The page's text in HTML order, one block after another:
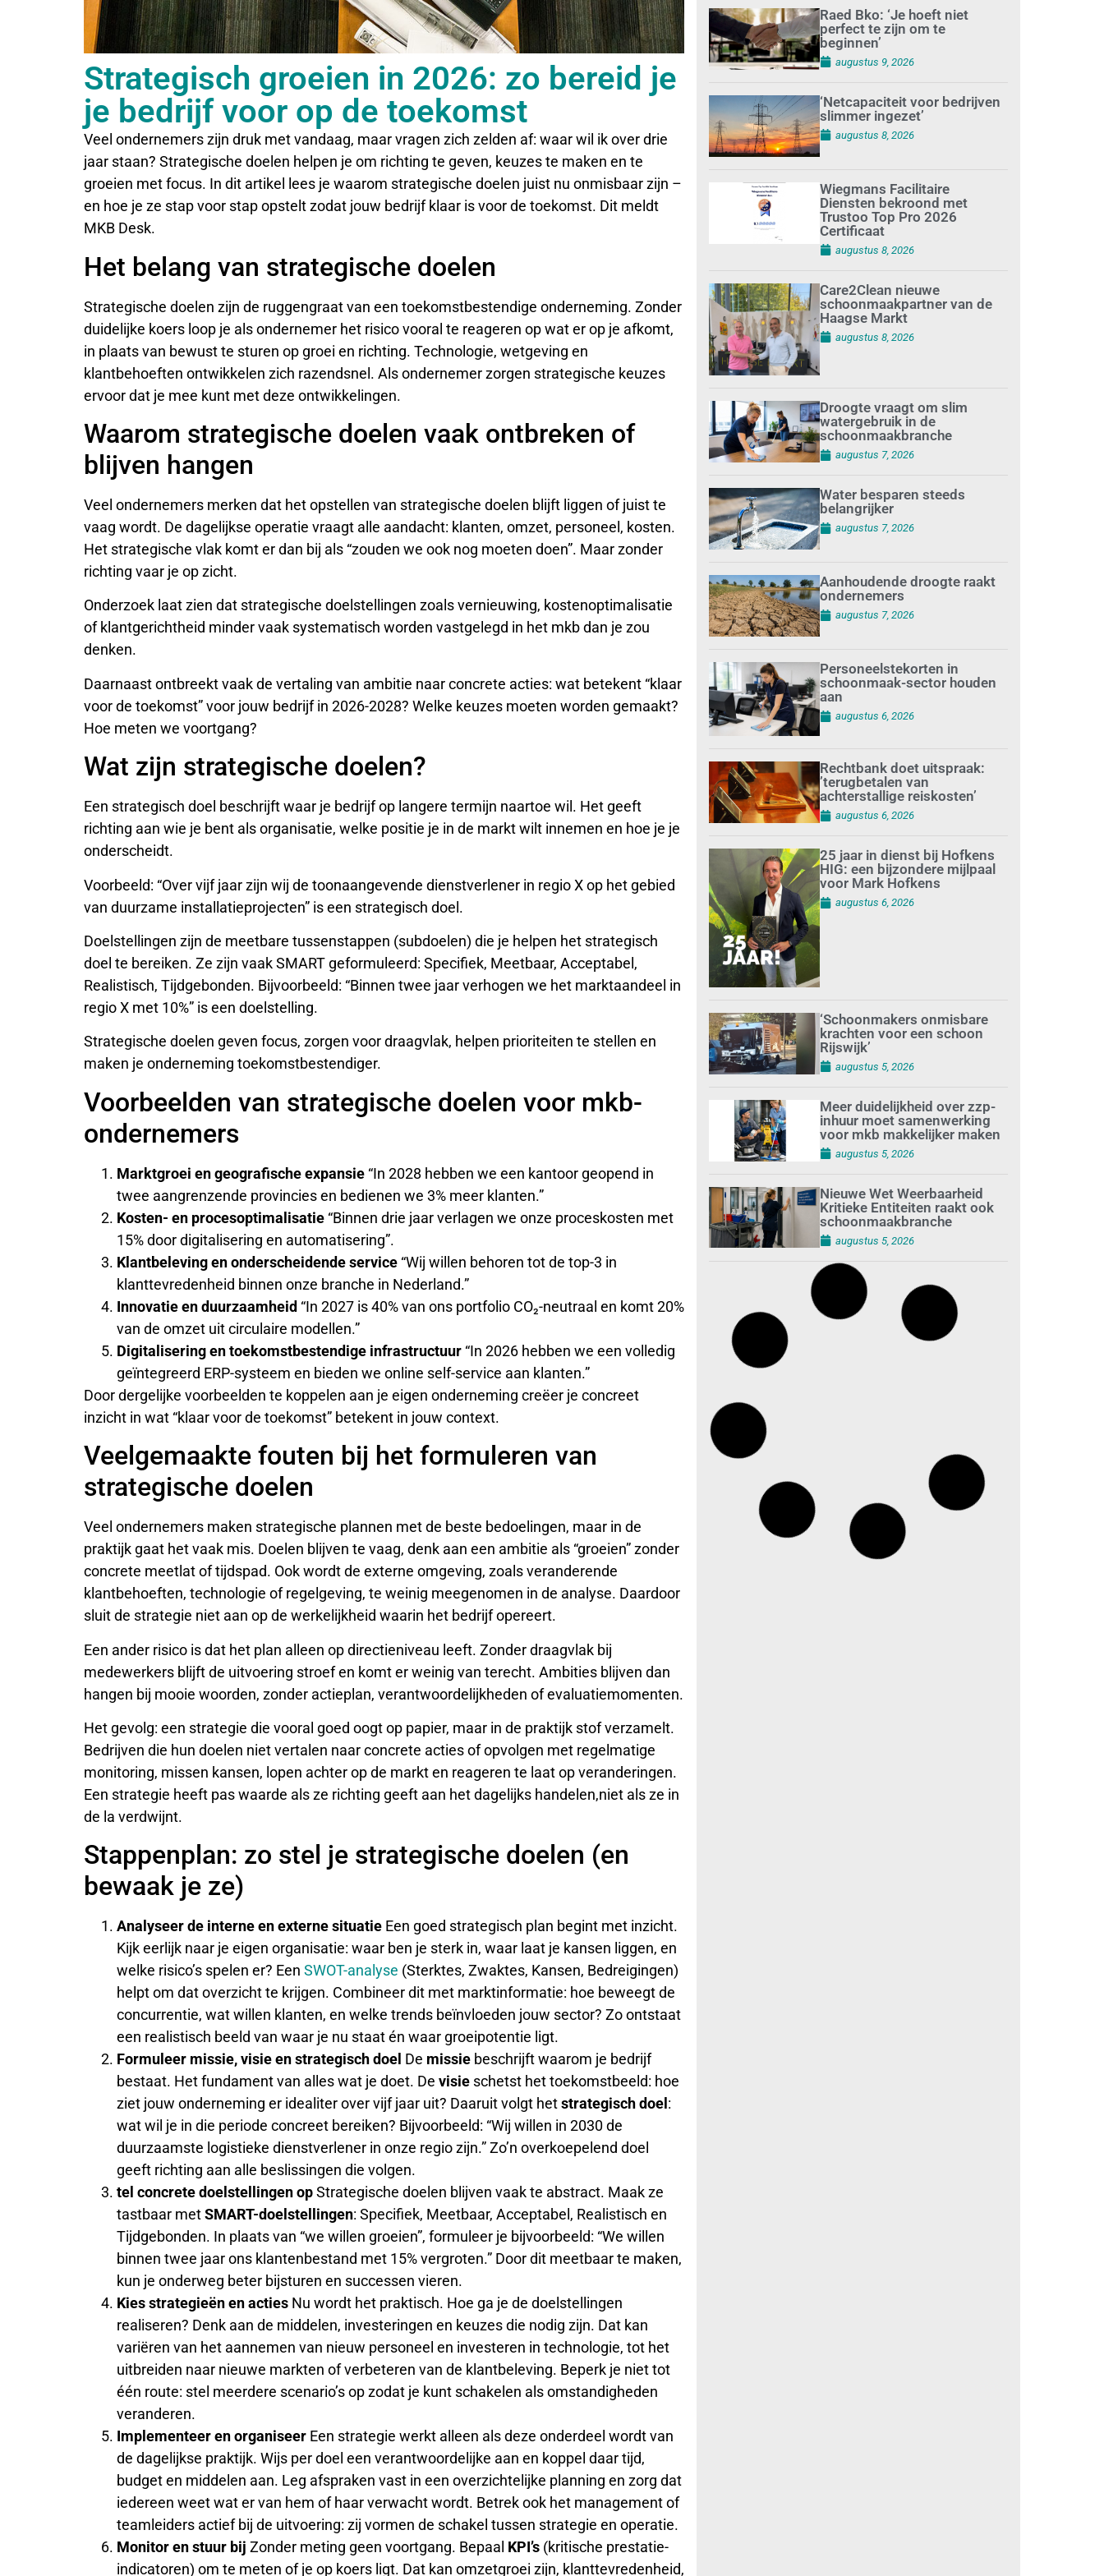
Strategisch groeien in 2026: zo bereid je
je bedrijf voor op de toekomst
Veel ondernemers zijn druk met vandaag, maar vragen zich zelden af: waar wil ik over drie
jaar staan? Strategische doelen helpen je om richting te geven, keuzes te maken en te
groeien met focus. In dit artikel lees je waarom strategische doelen juist nu onmisbaar zijn –
en hoe je ze stap voor stap opstelt zodat jouw bedrijf klaar is voor de toekomst. Dit meldt
MKB Desk.
Het belang van strategische doelen
Strategische doelen zijn de ruggengraat van een toekomstbestendige onderneming. Zonder
duidelijke koers loop je als ondernemer het risico vooral te reageren op wat er op je afkomt,
in plaats van bewust te sturen op groei en richting. Technologie, wetgeving en
klantbehoeften ontwikkelen zich razendsnel. Als ondernemer zorgen strategische keuzes
ervoor dat je mee kunt met deze ontwikkelingen.
Waarom strategische doelen vaak ontbreken of
blijven hangen
Veel ondernemers merken dat het opstellen van strategische doelen blijft liggen of juist te
vaag wordt. De dagelijkse operatie vraagt alle aandacht: klanten, omzet, personeel, kosten.
Het strategische vlak komt er dan bij als “zouden we ook nog moeten doen”. Maar zonder
richting vaar je op zicht.
Onderzoek laat zien dat strategische doelstellingen zoals vernieuwing, kostenoptimalisatie
of klantgerichtheid minder vaak systematisch worden vastgelegd in het mkb dan je zou
denken.
Daarnaast ontbreekt vaak de vertaling van ambitie naar concrete acties: wat betekent “klaar
voor de toekomst” voor jouw bedrijf in 2026-2028? Welke keuzes moeten worden gemaakt?
Hoe meten we voortgang?
Wat zijn strategische doelen?
Een strategisch doel beschrijft waar je bedrijf op langere termijn naartoe wil. Het geeft
richting aan wie je bent als organisatie, welke positie je in de markt wilt innemen en hoe je je
onderscheidt.
Voorbeeld: “Over vijf jaar zijn wij de toonaangevende dienstverlener in regio X op het gebied
van duurzame installatieprojecten” is een strategisch doel.
Doelstellingen zijn de meetbare tussenstappen (subdoelen) die je helpen het strategisch
doel te bereiken. Ze zijn vaak SMART geformuleerd: Specifiek, Meetbaar, Acceptabel,
Realistisch, Tijdgebonden. Bijvoorbeeld: “Binnen twee jaar verhogen we het marktaandeel in
regio X met 10%” is een doelstelling.
Strategische doelen geven focus, zorgen voor draagvlak, helpen prioriteiten te stellen en
maken je onderneming toekomstbestendiger.
Voorbeelden van strategische doelen voor mkb-
ondernemers
Marktgroei en geografische expansie “In 2028 hebben we een kantoor geopend in
twee aangrenzende provincies en bedienen we 3% meer klanten.”
Kosten- en procesoptimalisatie “Binnen drie jaar verlagen we onze proceskosten met
15% door digitalisering en automatisering”.
Klantbeleving en onderscheidende service “Wij willen behoren tot de top-3 in
klanttevredenheid binnen onze branche in Nederland.”
Innovatie en duurzaamheid “In 2027 is 40% van ons portfolio CO₂-neutraal en komt 20%
van de omzet uit circulaire modellen.”
Digitalisering en toekomstbestendige infrastructuur “In 2026 hebben we een volledig
geïntegreerd ERP-systeem en bieden we online self-service aan klanten.”
Door dergelijke voorbeelden te koppelen aan je eigen onderneming creëer je concreet
inzicht in wat “klaar voor de toekomst” betekent in jouw context.
Veelgemaakte fouten bij het formuleren van
strategische doelen
Veel ondernemers maken strategische plannen met de beste bedoelingen, maar in de
praktijk gaat het vaak mis. Doelen blijven te vaag, denk aan een ambitie als “groeien” zonder
concrete meetlat of tijdspad. Ook wordt de externe omgeving, zoals veranderende
klantbehoeften, technologie of regelgeving, te weinig meegenomen in de analyse. Daardoor
sluit de strategie niet aan op de werkelijkheid waarin het bedrijf opereert.
Een ander risico is dat het plan alleen op directieniveau leeft. Zonder draagvlak bij
medewerkers blijft de uitvoering stroef en komt er weinig van terecht. Ambities blijven dan
hangen bij mooie woorden, zonder actieplan, verantwoordelijkheden of evaluatiemomenten.
Het gevolg: een strategie die vooral goed oogt op papier, maar in de praktijk stof verzamelt.
Bedrijven die hun doelen niet vertalen naar concrete acties of opvolgen met regelmatige
monitoring, missen kansen, lopen achter op de markt en reageren te laat op veranderingen.
Een strategie heeft pas waarde als ze richting geeft aan het dagelijks handelen,niet als ze in
de la verdwijnt.
Stappenplan: zo stel je strategische doelen (en
bewaak je ze)
Analyseer de interne en externe situatie Een goed strategisch plan begint met inzicht.
Kijk eerlijk naar je eigen organisatie: waar ben je sterk in, waar laat je kansen liggen, en
welke risico’s spelen er? Een SWOT-analyse (Sterktes, Zwaktes, Kansen, Bedreigingen)
helpt om dat overzicht te krijgen. Combineer dit met marktinformatie: hoe beweegt de
concurrentie, wat willen klanten, en welke trends beïnvloeden jouw sector? Zo ontstaat
een realistisch beeld van waar je nu staat én waar groeipotentie ligt.
Formuleer missie, visie en strategisch doel De missie beschrijft waarom je bedrijf
bestaat. Het fundament van alles wat je doet. De visie schetst het toekomstbeeld: hoe
ziet jouw onderneming er idealiter over vijf jaar uit? Daaruit volgt hetstrategisch doel :
wat wil je in die periode concreet bereiken? Bijvoorbeeld: “Wij willen in 2030 de
duurzaamste logistieke dienstverlener in onze regio zijn.” Zo’n overkoepelend doel
geeft richting aan alle beslissingen die volgen.
tel concrete doelstellingen opStrategische doelen blijven vaak te abstract. Maak ze
tastbaar metSMART-doelstellingen: Specifiek, Meetbaar, Acceptabel, Realistisch en
Tijdgebonden. In plaats van “we willen groeien”, formuleer je bijvoorbeeld: “We willen
binnen twee jaar ons klantenbestand met 15% vergroten.” Door dit meetbaar te maken,
kun je onderweg beter bijsturen en successen vieren.
Kies strategieën en acties Nu wordt het praktisch. Hoe ga je de doelstellingen
realiseren? Denk aan de middelen, investeringen en keuzes die nodig zijn. Dat kan
variëren van het aannemen van nieuw personeel en investeren in technologie, tot het
uitbreiden naar nieuwe markten of verbeteren van de klantbeleving. Beperk je niet tot
één route: stel meerdere scenario’s op zodat je kunt schakelen als omstandigheden
veranderen.
Implementeer en organiseer Een strategie werkt alleen als deze onderdeel wordt van
de dagelijkse praktijk. Wijs per doel een verantwoordelijke aan en koppel daar tijd,
budget en middelen aan. Leg afspraken vast in een overzichtelijke planning en zorg dat
iedereen weet wat er van hem of haar verwacht wordt. Betrek ook het management of
teamleiders actief bij de uitvoering: zij vormen de schakel tussen strategie en operatie.
Monitor en stuur bij Zonder meting geen voortgang. Bepaal KPI’s (kritische prestatie-
indicatoren) om te meten of je op koers ligt. Dat kan omzetgroei zijn, klanttevredenheid,
Raed Bko: ‘Je hoeft niet
perfect te zijn om te
beginnen’
augustus 9, 2026
‘Netcapaciteit voor bedrijven
slimmer ingezet’
augustus 8, 2026
Wiegmans Facilitaire
Diensten bekroond met
Trustoo Top Pro 2026
Certificaat
augustus 8, 2026
Care2Clean nieuwe
schoonmaakpartner van de
Haagse Markt
augustus 8, 2026
Droogte vraagt om slim
watergebruik in de
schoonmaakbranche
augustus 7, 2026
Water besparen steeds
belangrijker
augustus 7, 2026
Aanhoudende droogte raakt
ondernemers
augustus 7, 2026
Personeelstekorten in
schoonmaak-sector houden
aan
augustus 6, 2026
Rechtbank doet uitspraak:
’terugbetalen van
achterstallige reiskosten’
augustus 6, 2026
25 jaar in dienst bij Hofkens
HIG: een bijzondere mijlpaal
voor Mark Hofkens
augustus 6, 2026
‘Schoonmakers onmisbare
krachten voor een schoon
Rijswijk’
augustus 5, 2026
Meer duidelijkheid over zzp-
inhuur moet samenwerking
voor mkb makkelijker maken
augustus 5, 2026
Nieuwe Wet Weerbaarheid
Kritieke Entiteiten raakt ook
schoonmaakbranche
augustus 5, 2026